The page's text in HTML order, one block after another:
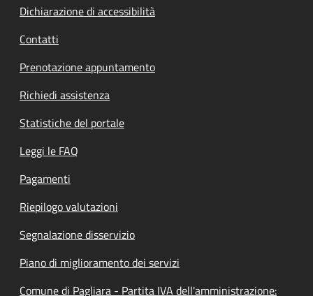
Dichiarazione di accessibilità
Contatti
Prenotazione appuntamento
Richiedi assistenza
Statistiche del portale
Leggi le FAQ
Pagamenti
Riepilogo valutazioni
Segnalazione disservizio
Piano di miglioramento dei servizi
Comune di Pagliara - Partita IVA dell'amministrazione: